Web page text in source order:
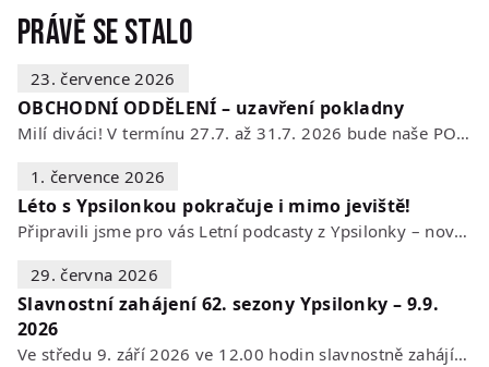
Právě se stalo
23. července 2026
OBCHODNÍ ODDĚLENÍ – uzavření pokladny
Milí diváci! V termínu 27.7. až 31.7. 2026 bude naše POKLADNA z technických…
1. července 2026
Léto s Ypsilonkou pokračuje i mimo jeviště!
Připravili jsme pro vás Letní podcasty z Ypsilonky – novou sérii rozhovorů s…
29. června 2026
Slavnostní zahájení 62. sezony Ypsilonky – 9.9.
2026
Ve středu 9. září 2026 ve 12.00 hodin slavnostně zahájíme novou divadelní…